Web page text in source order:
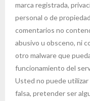
marca registrada,
personal o de
comentarios no
abusivo u obsceno, ni
otro malware que
funcionamiento del
Usted no puede
falsa, pretender ser